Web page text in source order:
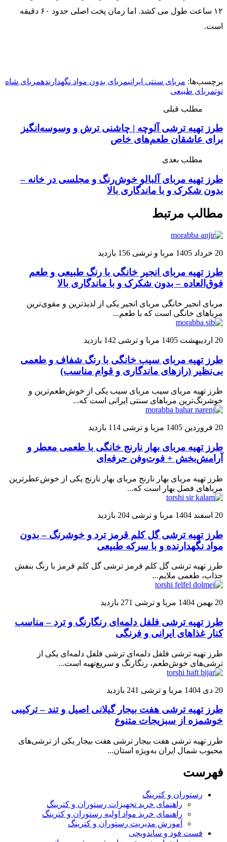
۱۲ ساعت طول می کشد. اما زمان پخت اصلی حدود ۶۰ دقیقه
است.
برچسب‌ها: مربای سنتی ایرانیمربای بدون مواد نگهدارندهمربای شاه‌
توتمربای طبیعی
مطلب قبلی
طرز تهیه ترشی آلوچه | چاشنی ترش و وسوسه‌انگیز
برای عاشقان طعم‌های خاص
مطلب بعدی
طرز تهیه مربای آلبالو خوش‌رنگ و مجلسی در خانه –
بدون شکرک و با ماندگاری بالا
مطالب مرتبط
20 خرداد 1405 مربا و ترشی 156 بازدید
طرز تهیه مربای انجیر خانگی با رنگ طبیعی و طعم
فوق‌العاده – بدون شکرک و با ماندگاری بالا
مربای انجیر خانگی مربای انجیر یکی از لذیذترین و مقوی‌ترین
مرباهای خانگی است که با طعم...
20 اردیبهشت 1405 مربا و ترشی 142 بازدید
طرز تهیه مربای سیب خانگی با رنگ شفاف و طعمی
بی‌نظیر (رازهای ماندگاری و قوام مناسب)
طرز تهیه مربای سیب مربای سیب یکی از خوش‌طعم‌ترین و
خوشرنگ‌ترین مرباهای سنتی ایرانی است که...
20 فروردین 1405 مربا و ترشی 114 بازدید
طرز تهیه مربای بهار نارنج خانگی با طعمی معطر و
آرامش‌بخش + فوت‌وفن حرفه‌ای
طرز تهیه مربای بهار نارنج مربای بهار نارنج یکی از خوش‌عطرترین
مرباهای فصل بهار است که...
20 اسفند 1404 مربا و ترشی 204 بازدید
طرز تهیه ترشی گل کلم قرمز ترد و خوشرنگ – بدون
مواد نگهدارنده و با سرکه طبیعی
طرز تهیه ترشی گل کلم قرمز ترشی گل کلم قرمز با رنگ بنفش
جذاب، طعمی ملایم...
20 بهمن 1404 مربا و ترشی 271 بازدید
طرز تهیه ترشی فلفل دلمه‌ای رنگارنگ و ترد – مناسب
کنار غذاهای ایرانی و فرنگی
طرز تهیه ترشی فلفل دلمه‌ای ترشی فلفل دلمه‌ای یکی از
ترشی‌های خوش‌طعم، رنگارنگ و سریع‌تهیه است...
20 دی 1404 مربا و ترشی 241 بازدید
طرز تهیه ترشی هفت بیجار گیلانی اصیل و تند – ترکیبی
خوشمزه از سبزیجات متنوع
طرز تهیه ترشی هفت بیجار ترشی هفت بیجار یکی از ترشی‌های
محبوب شمال ایران به‌ویژه استان...
فهرست
رستوران و کترینگ
راهنمای خرید تجهیزات رستوران و کترینگ
راهنمای خرید مواد اولیه رستوران و کترینگ
آموزش مدیریت رستوران و کترینگ
فست فود و ساندویچی